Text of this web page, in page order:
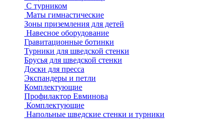
С турником
Маты гимнастические
Зоны приземления для детей
Навесное оборудование
Гравитационные ботинки
Турники для шведской стенки
Брусья для шведской стенки
Доски для пресса
Экспандеры и петли
Комплектующие
Профилактор Евминова
Комплектующие
Напольные шведские стенки и турники